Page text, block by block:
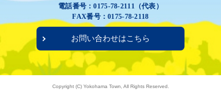
電話番号：0175-78-2111（代表）
FAX番号：0175-78-2118
お問い合わせはこちら
Copyright (C) Yokohama Town, All Rights Reserved.